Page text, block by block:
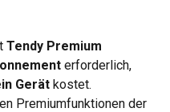
Tendy Premium
erforderlich,
Gerät kostet.
Premiumfunktionen der